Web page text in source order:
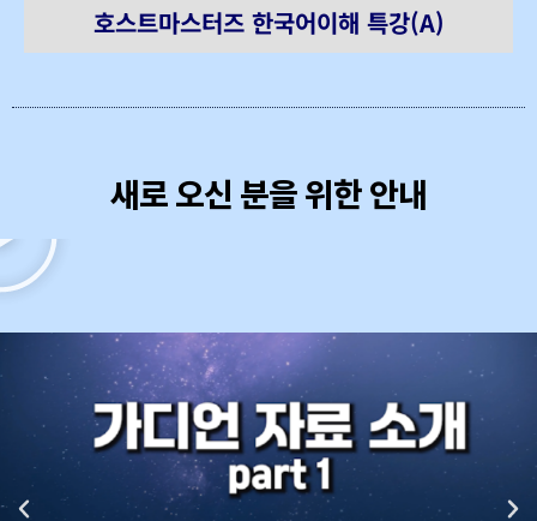
호스트마스터즈 한국어이해 특강(A)
새로 오신 분을 위한 안내